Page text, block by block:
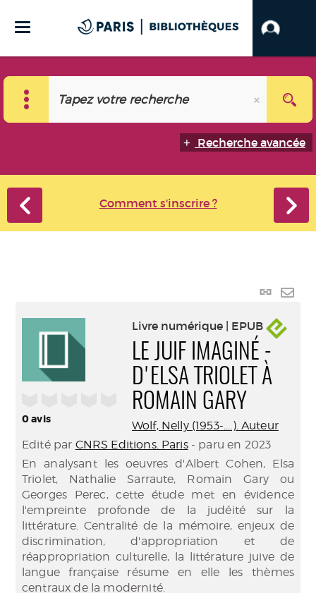
Recherche avancée
Comment s'inscrire ?
Lien
0avis
Livre numérique | EPUB
LE JUIF IMAGINÉ -
D'ELSA TRIOLET À
ROMAIN GARY
Wolf, Nelly (1953-....). Auteur
Edité par CNRS Editions. Paris- paru en 2023
En analysant les oeuvres d'Albert Cohen, Elsa
Triolet, Nathalie Sarraute, Romain Gary ou
Georges Perec, cette étude met en évidence
l'empreinte profonde de la judéité sur la
littérature. Centralité de la mémoire, enjeux de
discrimination, d'appropriation et de
réappropriation culturelle, la littérature juive de
langue française résume en elle les thèmes
centraux de la modernité.